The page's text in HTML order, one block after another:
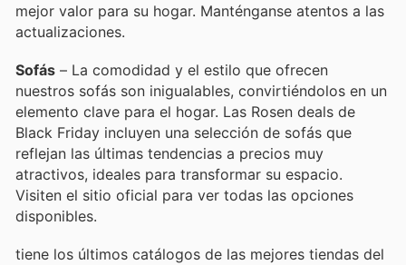
mejor valor para su hogar. Manténganse atentos a las
actualizaciones.
Sofás – La comodidad y el estilo que ofrecen
nuestros sofás son inigualables, convirtiéndolos en un
elemento clave para el hogar. Las Rosen deals de
Black Friday incluyen una selección de sofás que
reflejan las últimas tendencias a precios muy
atractivos, ideales para transformar su espacio.
Visiten el sitio oficial para ver todas las opciones
disponibles.
tiene los últimos catálogos de las mejores tiendas del